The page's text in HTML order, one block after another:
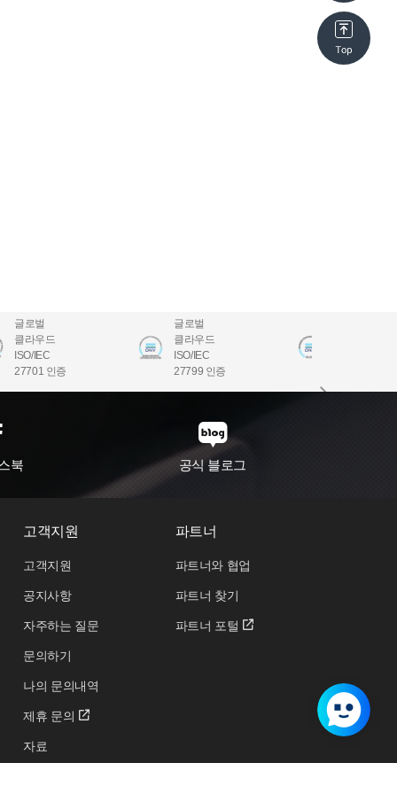
글로벌
클라우드
ISO/IEC
27701 인증
글로벌
클라우드
ISO/IEC
27799 인증
북 공식 블로그
고객지원
고객지원
공지사항
자주하는 질문
문의하기
나의 문의내역
제휴 문의
자료
파트너
파트너와 협업
파트너 찾기
파트너 포털